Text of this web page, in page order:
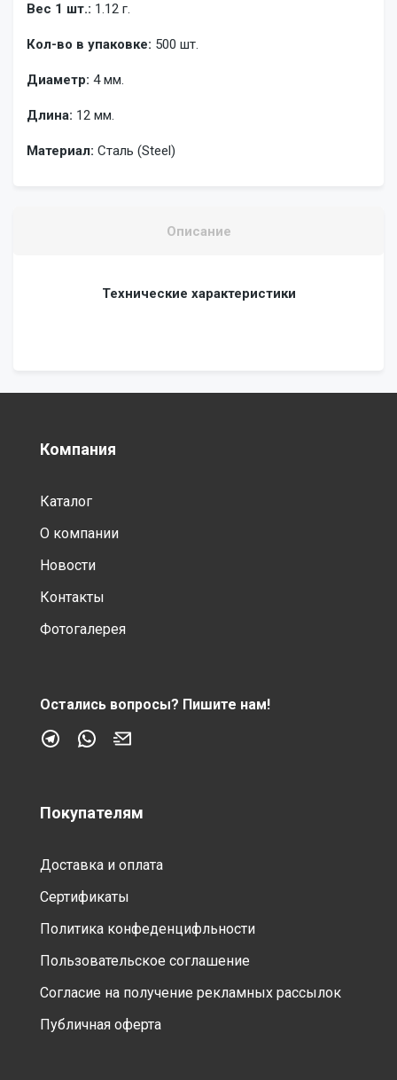
Вес 1 шт.: 1.12 г.
Кол-во в упаковке: 500 шт.
Диаметр: 4 мм.
Длина: 12 мм.
Материал: Сталь (Steel)
Описание
Технические характеристики
Компания
Каталог
О компании
Новости
Контакты
Фотогалерея
Остались вопросы? Пишите нам!
Покупателям
Доставка и оплата
Сертификаты
Политика конфеденцифльности
Пользовательское соглашение
Согласие на получение рекламных рассылок
Публичная оферта